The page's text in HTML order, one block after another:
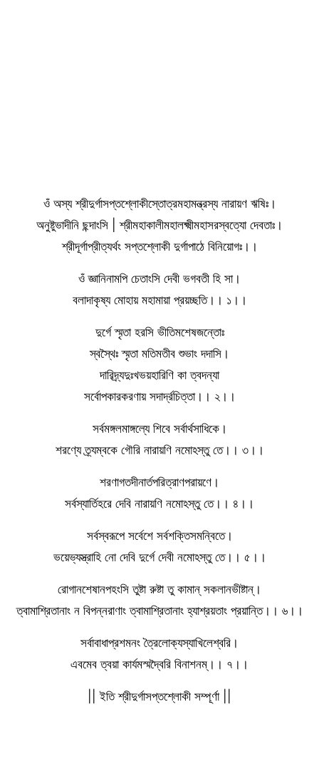
ওঁ অস্য শ্রীদুর্গাসপ্তশ্লোকীস্তোত্রমহামন্ত্রস্য নারায়ণ ঋষিঃ।
অনুষ্টুভাদীনি ছন্দাংসি | শ্রীমহাকালীমহালক্ষ্মীমহাসরস্বত্যো দেবতাঃ।
শ্রীদূর্গাপ্রীত্যর্থং সপ্তশ্লোকী দুর্গাপাঠে বিনিয়োগঃ।।
ওঁ জ্ঞানিনামপি চেতাংসি দেবী ভগবতী হি সা।
বলাদাকৃষ্য মোহায় মহামায়া প্রয়চ্ছতি।। ১।।
দুর্গে স্মৃতা হরসি ভীতিমশেষজন্তোঃ
স্বস্থৈঃ স্মৃতা মতিমতীব শুভাং দদাসি।
দারিদ্র্যদুঃখভয়হারিণি কা ত্বদন্যা
সর্বোপকারকরণায় সদার্দ্রচিত্তা।। ২।।
সর্বমঙ্গলমাঙ্গল্যে শিবে সর্বার্থসাধিকে।
শরণ্যে ত্র্যম্বকে গৌরি নারায়ণি নমোঽস্তু তে।। ৩।।
শরণাগতদীনার্তপরিত্রাণপরায়ণে।
সর্বস্যার্তিহরে দেবি নারায়ণি নমোঽস্তু তে।। ৪।।
সর্বস্বরূপে সর্বেশে সর্বশক্তিসমন্বিতে।
ভয়েভ্যস্ত্রাহি নো দেবি দুর্গে দেবী নমোঽস্তু তে।। ৫।।
রোগানশেষানপহংসি তুষ্টা রুষ্টা তু কামান্ সকলানভীষ্টান্।
ত্বামাশ্রিতানাং ন বিপন্নরাণাং ত্বামাশ্রিতানাং হ্যাশ্রয়তাং প্রয়ান্তি।। ৬।।
সর্বাবাধাপ্রশমনং ত্রৈলোক্যস্যাখিলেশ্বরি।
এবমেব ত্বয়া কার্যমস্মদ্বৈরি বিনাশনম্।। ৭।।
|| ইতি শ্রীদুর্গাসপ্তশ্লোকী সম্পূর্ণা ||